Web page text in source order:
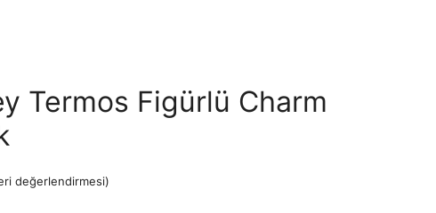
Termos Figürlü Charm
değerlendirmesi)